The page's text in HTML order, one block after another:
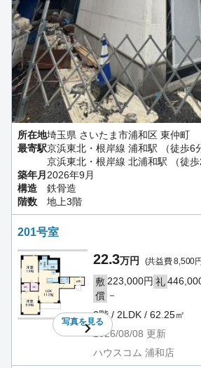
所在地埼玉県 さいたま市浦和区 東仲町
最寄駅京浜東北・根岸線 浦和駅 （徒歩6
京浜東北・根岸線 北浦和駅 （徒歩
築年月 2026年9月
構造
鉄骨造
階数
地上3階
201号室
写真を見る
22.3万円 (共益費 8,500
敷 223,000円 礼
償 －
2階 / 2LDK / 62.25㎡
2026/08/08 更新
ハウスコム 浦和店